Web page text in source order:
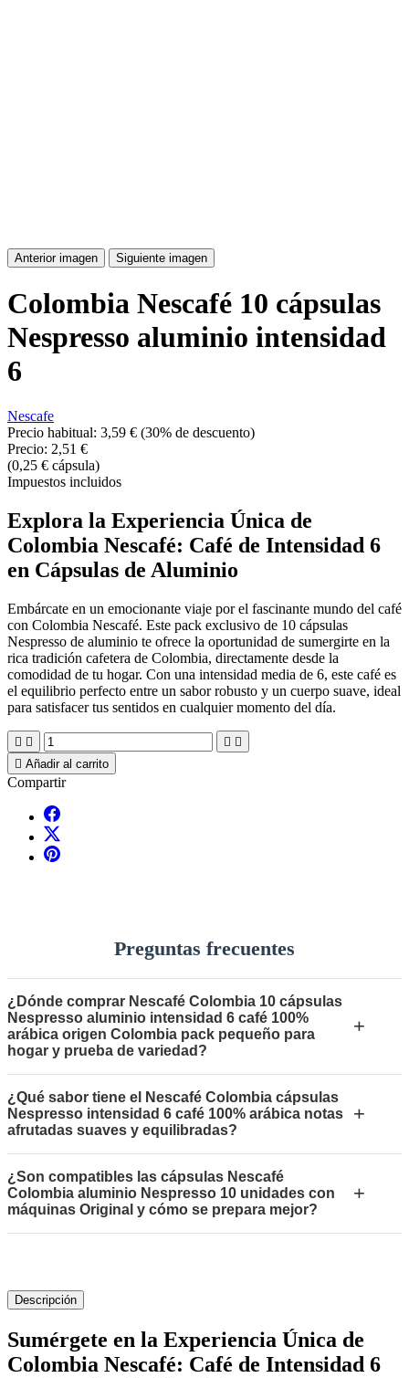
Anterior imagen Siguiente imagen
Colombia Nescafé 10 cápsulas
Nespresso aluminio intensidad
6
Nescafe
Precio habitual: 3,59 € (30% de descuento)
Precio: 2,51 €
(0,25 € cápsula)
Impuestos incluidos
Explora la Experiencia Única de
Colombia Nescafé: Café de Intensidad 6
en Cápsulas de Aluminio
Embárcate en un emocionante viaje por el fascinante mundo del café
con Colombia Nescafé. Este pack exclusivo de 10 cápsulas
Nespresso de aluminio te ofrece la oportunidad de sumergirte en la
rica tradición cafetera de Colombia, directamente desde la
comodidad de tu hogar. Con una intensidad media de 6, este café es
el equilibrio perfecto entre un sabor robusto y un cuerpo suave, ideal
para satisfacer tus sentidos en cualquier momento del día.
   
 Añadir al carrito
Compartir
Preguntas frecuentes
¿Dónde comprar Nescafé Colombia 10 cápsulas
Nespresso aluminio intensidad 6 café 100%
arábica origen Colombia pack pequeño para
hogar y prueba de variedad?
+
¿Qué sabor tiene el Nescafé Colombia cápsulas
Nespresso intensidad 6 café 100% arábica notas
afrutadas suaves y equilibradas?
+
¿Son compatibles las cápsulas Nescafé
Colombia aluminio Nespresso 10 unidades con
máquinas Original y cómo se prepara mejor?
+
Descripción
Sumérgete en la Experiencia Única de
Colombia Nescafé: Café de Intensidad 6